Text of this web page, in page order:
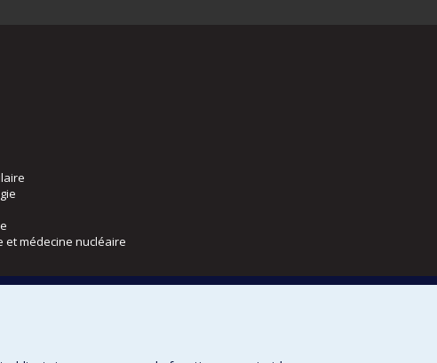
et médecine nucléaire